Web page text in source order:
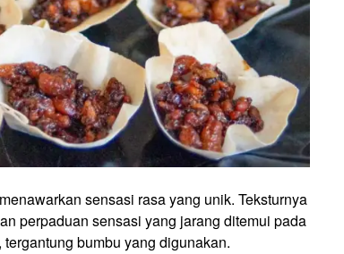
sensasi rasa yang unik. Teksturnya
perpaduan sensasi yang jarang ditemui pada
bumbu yang digunakan.